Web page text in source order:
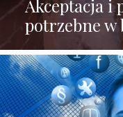
Akceptacja i
potrzebne w